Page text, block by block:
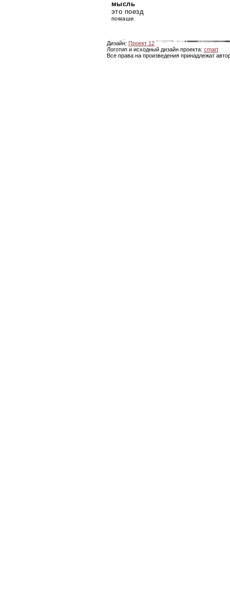
мысль
это поезд
помаши
Дизайн: Проект 12
Логотип и исходный дизайн проекта: cmart
Все права на произведения принадлежат